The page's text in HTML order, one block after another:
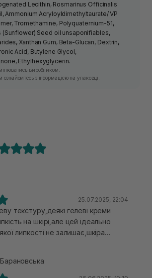
Lecithin, Rosmarinus Officinalis
Ammonium Acryloyldimethyltaurate/ VP
Tromethamine, Polyquaternium-51,
(Sunflower) Seed oil unsaponifiables,
Xanthan Gum, Beta-Glucan, Dextrin,
Acid, Butylene Glycol,
Ethylhexyglycerin.
виробником.
з інформацією на упаковці.
25.07.2025, 22:04
текстуру,деякі гелеві креми
на шкірі,але цей ідеально
липкості не залишає,шкіра
комбінований тип
шкіри вирівнює і навіть